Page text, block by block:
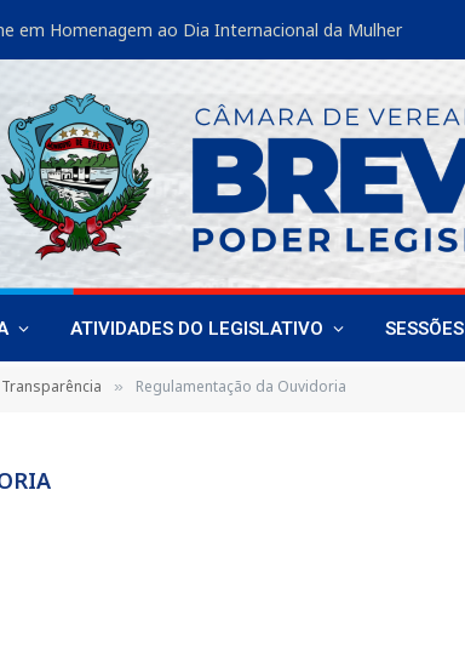
em Homenagem ao Dia Internacional da Mulher
ATIVIDADES DO LEGISLATIVO SESSÕES
» Regulamentação da Ouvidoria